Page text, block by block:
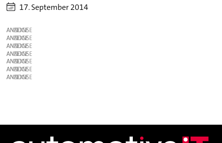
17. September 2014
ANZEIGE
ANZEIGE
ANZEIGE
ANZEIGE
ANZEIGE
ANZEIGE
ANZEIGE